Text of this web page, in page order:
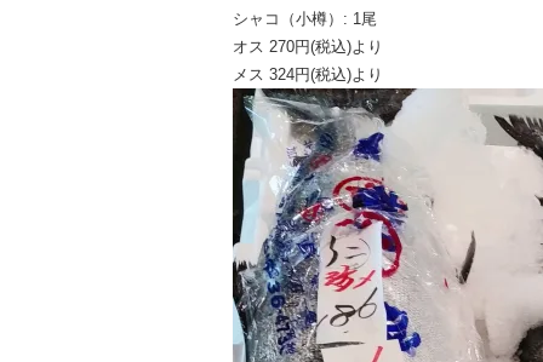
シャコ（小樽）: 1尾
オス 270円(税込)より
メス 324円(税込)より